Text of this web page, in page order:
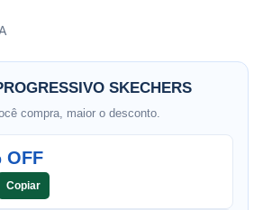
SKECHERS
compra, maior o desconto.
OFF
Copiar